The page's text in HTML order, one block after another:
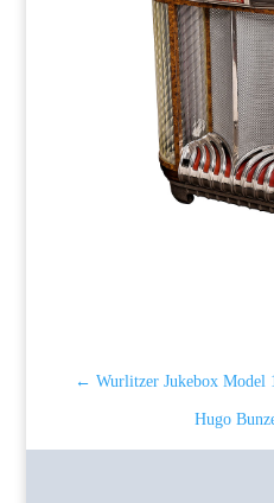
← Wurlitzer Jukebox Model
Hugo